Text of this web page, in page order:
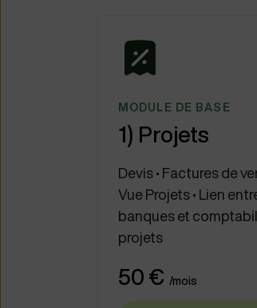
MODULE DE BASE
1) Projets
Devis • Factures de
Vue Projets • Lien
banques et
projets
50 € /mois